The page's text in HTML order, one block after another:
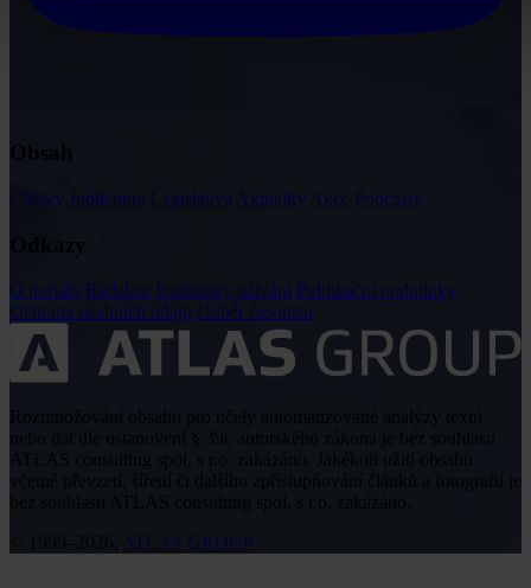
Články Judikatura Legislativa Aktuality Akce Podcasty
O portálu Redakce Podmínky užívání Publikační podmínky
Ochrana osobních údajů Odběr časopisu
včetně převzetí, šíření či dalšího zpřístupňování článků a fotografií je
ATLAS GROUP